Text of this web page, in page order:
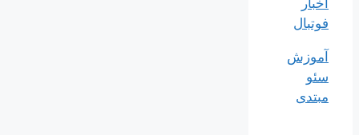
اخبار
فوتبال
آموزش
سئو
مبتدی